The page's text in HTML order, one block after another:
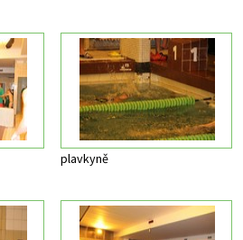
plavkyně